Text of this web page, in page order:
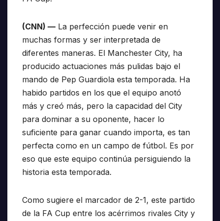
(CNN) — La perfección puede venir en
muchas formas y ser interpretada de
diferentes maneras. El Manchester City, ha
producido actuaciones más pulidas bajo el
mando de Pep Guardiola esta temporada. Ha
habido partidos en los que el equipo anotó
más y creó más, pero la capacidad del City
para dominar a su oponente, hacer lo
suficiente para ganar cuando importa, es tan
perfecta como en un campo de fútbol. Es por
eso que este equipo continúa persiguiendo la
historia esta temporada.
Como sugiere el marcador de 2-1, este partido
de la FA Cup entre los acérrimos rivales City y